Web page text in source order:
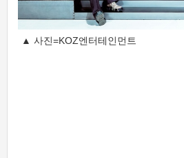
▲ 사진=KOZ엔터테인먼트